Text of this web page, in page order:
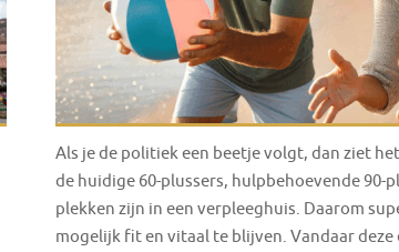
Als je de politiek een beetje volgt, dan ziet
de huidige 60-plussers, hulpbehoevende 90-
plekken zijn in een verpleeghuis. Daarom
mogelijk fit en vitaal te blijven. Vandaar